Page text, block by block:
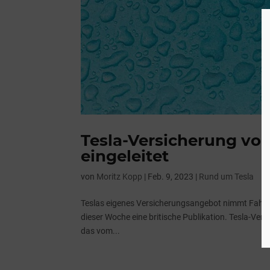
Tesla-Versicherung
eingeleitet
von Moritz Kopp | Feb. 9, 2023 | Rund um Tesla
Teslas eigenes Versicherungsangebot nimmt
dieser Woche eine britische Publikation. Tesla-
das vom...